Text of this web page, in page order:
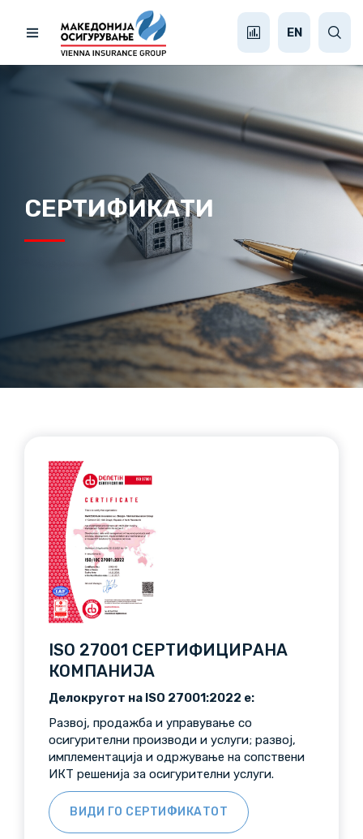
EN
СЕРТИФИКАТИ
ISO 27001 СЕРТИФИЦИРАНА
КОМПАНИЈА
Делокругот на ISO 27001:2022 e:
Развој, продажба и управување со
осигурителни производи и услуги; развој,
имплементација и одржување на сопствени
ИКТ решенија за осигурителни услуги.
ВИДИ ГО СЕРТИФИКАТОТ